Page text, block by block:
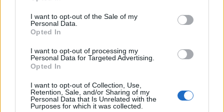
use your data for below specified purposes in below Google
consent section.
I want to opt-out of the Sale of my
Personal Data.
Opted In
I want to opt-out of processing my
Personal Data for Targeted Advertising.
Opted In
I want to opt-out of Collection, Use,
Retention, Sale, and/or Sharing of my
Personal Data that Is Unrelated with the
Purposes for which it was collected.
Mario Malu
Paolo Pinna